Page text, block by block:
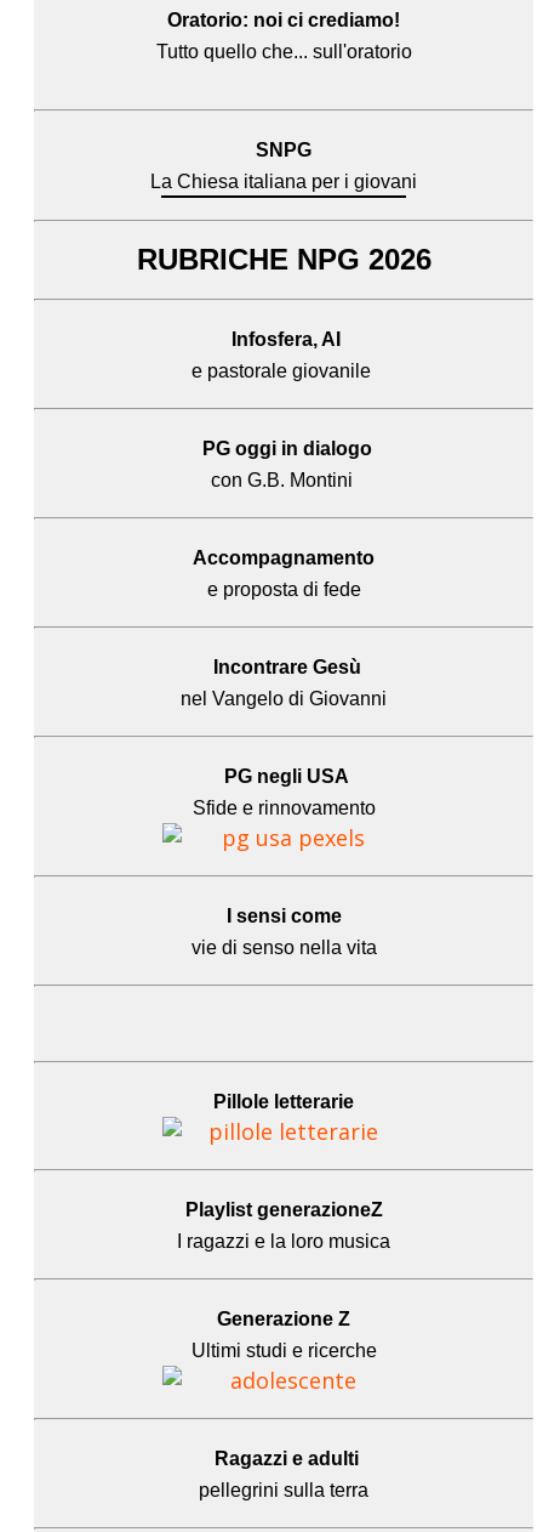
Oratorio: noi ci crediamo!
Tutto quello che... sull'oratorio
SNPG
La Chiesa italiana per i giovani
RUBRICHE NPG 2026
Infosfera, AI
e pastorale giovanile
PG oggi in dialogo
con G.B. Montini
Accompagnamento
e proposta di fede
Incontrare Gesù
nel Vangelo di Giovanni
PG negli USA
Sfide e rinnovamento
I sensi come
vie di senso nella vita
Pillole letterarie
Playlist generazioneZ
I ragazzi e la loro musica
Generazione Z
Ultimi studi e ricerche
Ragazzi e adulti
pellegrini sulla terra